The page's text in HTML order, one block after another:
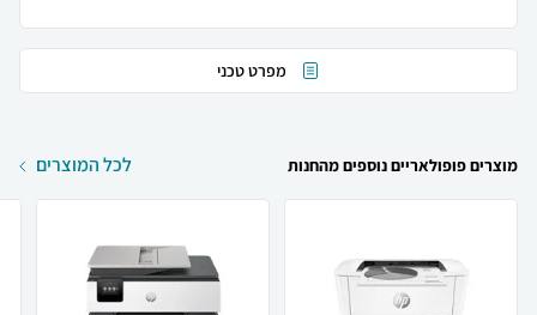
מפרט טכני
מוצרים פופולאריים נוספים מהחנות לכל המוצרים